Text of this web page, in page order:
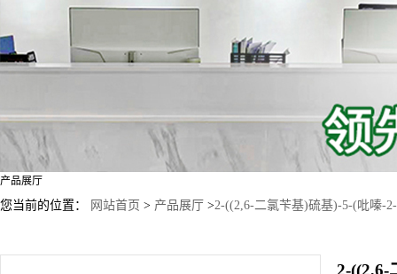
产品展厅
您当前的位置： 网站首页 > 产品展厅 >2-((2,6-二氯苄基)硫基)-5-(吡嗪-
2-((2,6-